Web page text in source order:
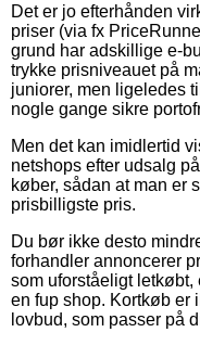
Det er jo efterhånden
priser (via fx
grund har adskillige e-
trykke prisniveauet på
juniorer, men ligeledes
nogle gange sikre
Men det kan imidlertid
netshops efter udsalg
køber, sådan at man er
prisbilligste pris.
Du bør ikke desto
forhandler annoncerer
som uforståeligt
en fup shop. Kortkøb er
lovbud, som passer på